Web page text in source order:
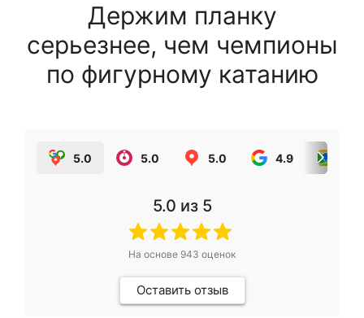
Держим планку
серьезнее, чем чемпионы
по фигурному катанию
5.0 5.0 5.0 4.9
5.0 из 5
На основе 943 оценок
Оставить отзыв